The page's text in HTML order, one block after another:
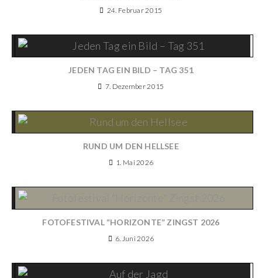
24. Februar 2015
JEDEN TAG EIN BILD – TAG 351
7. Dezember 2015
RUND UM DEN HELLSEE
1. Mai 2026
FOTOFESTIVAL “HORIZONTE” ZINGST 2026
6. Juni 2026